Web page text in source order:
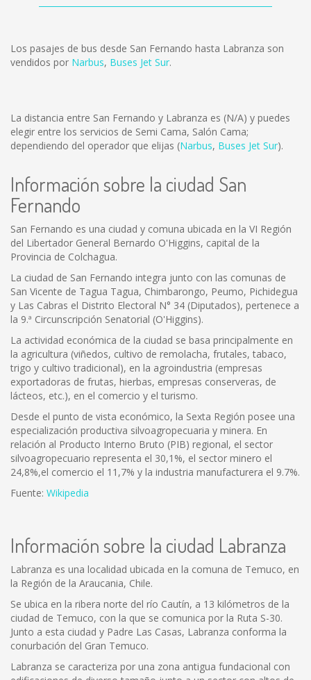
Los pasajes de bus desde San Fernando hasta Labranza son
vendidos por Narbus, Buses Jet Sur.
La distancia entre San Fernando y Labranza es (N/A) y puedes
elegir entre los servicios de Semi Cama, Salón Cama;
dependiendo del operador que elijas (Narbus, Buses Jet Sur).
Información sobre la ciudad San
Fernando
San Fernando es una ciudad y comuna ubicada en la VI Región
del Libertador General Bernardo O'Higgins, capital de la
Provincia de Colchagua.
La ciudad de San Fernando integra junto con las comunas de
San Vicente de Tagua Tagua, Chimbarongo, Peumo, Pichidegua
y Las Cabras el Distrito Electoral N° 34 (Diputados), pertenece a
la 9.ª Circunscripción Senatorial (O'Higgins).
La actividad económica de la ciudad se basa principalmente en
la agricultura (viñedos, cultivo de remolacha, frutales, tabaco,
trigo y cultivo tradicional), en la agroindustria (empresas
exportadoras de frutas, hierbas, empresas conserveras, de
lácteos, etc.), en el comercio y el turismo.
Desde el punto de vista económico, la Sexta Región posee una
especialización productiva silvoagropecuaria y minera. En
relación al Producto Interno Bruto (PIB) regional, el sector
silvoagropecuario representa el 30,1%, el sector minero el
24,8%,el comercio el 11,7% y la industria manufacturera el 9.7%.
Fuente: Wikipedia
Información sobre la ciudad Labranza
Labranza es una localidad ubicada en la comuna de Temuco, en
la Región de la Araucania, Chile.
Se ubica en la ribera norte del río Cautín, a 13 kilómetros de la
ciudad de Temuco, con la que se comunica por la Ruta S-30.
Junto a esta ciudad y Padre Las Casas, Labranza conforma la
conurbación del Gran Temuco.
Labranza se caracteriza por una zona antigua fundacional con